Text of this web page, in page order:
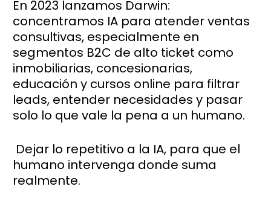
En 2023 lanzamos Darwin:
concentramos IA para atender ventas
consultivas, especialmente en
segmentos B2C de alto ticket como
inmobiliarias, concesionarias,
educación y cursos online para filtrar
leads, entender necesidades y pasar
solo lo que vale la pena a un humano.
Dejar lo repetitivo a la IA, para que el
humano intervenga donde suma
realmente.